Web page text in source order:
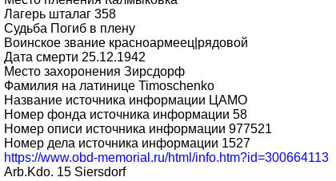
Лагерь шталаг 358
Судьба Погиб в плену
Воинское звание красноармеец|рядовой
Дата смерти 25.12.1942
Место захоронения Зирсдорф
Фамилия на латинице Timoschenko
Название источника информации ЦАМО
Номер фонда источника информации 58
Номер описи источника информации 977521
Номер дела источника информации 1527
https://www.obd-memorial.ru/html/info.htm?id=300664113
Arb.Kdo. 15 Siersdorf